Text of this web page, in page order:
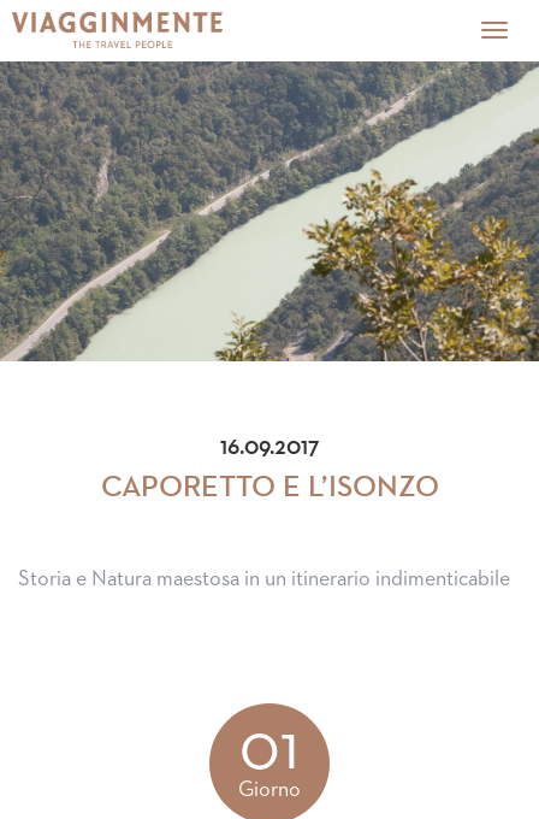
16.09.2017
CAPORETTO E L’ISONZO
Storia e Natura maestosa in un itinerario indimenticabile
01
Giorno